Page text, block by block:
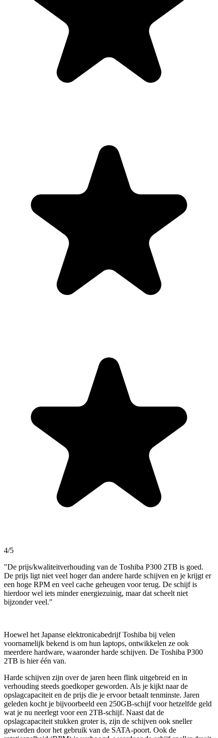
4/5
"De prijs/kwaliteitverhouding van de Toshiba P300 2TB is goed.
De prijs ligt niet veel hoger dan andere harde schijven en je krijgt er
een hoge RPM en veel cache geheugen voor terug. De schijf is
hierdoor wel iets minder energiezuinig, maar dat scheelt niet
bijzonder veel."
Hoewel het Japanse elektronicabedrijf Toshiba bij velen
voornamelijk bekend is om hun laptops, ontwikkelen ze ook
meerdere hardware, waaronder harde schijven. De Toshiba P300
2TB is hier één van.
Harde schijven zijn over de jaren heen flink uitgebreid en in
verhouding steeds goedkoper geworden. Als je kijkt naar de
opslagcapaciteit en de prijs die je ervoor betaalt tenminste. Jaren
geleden kocht je bijvoorbeeld een 250GB-schijf voor hetzelfde geld
wat je nu neerlegt voor een 2TB-schijf. Naast dat de
opslagcapaciteit stukken groter is, zijn de schijven ook sneller
geworden door het gebruik van de SATA-poort. Ook de